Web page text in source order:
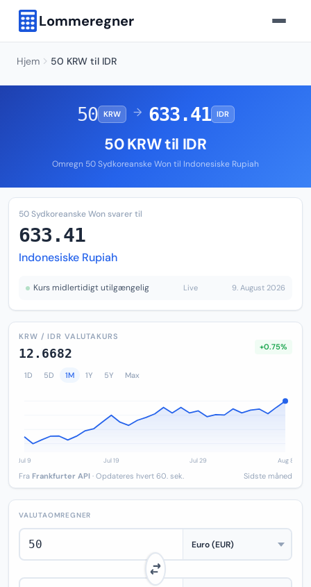
Lommeregner
Hjem 50 KRW til IDR
50 KRW → 633.41 IDR
50 KRW til IDR
Omregn 50 Sydkoreanske Won til Indonesiske Rupiah
50 Sydkoreanske Won svarer til
633.41
Indonesiske Rupiah
Kurs midlertidigt utilgængelig Live 9. August 2026
KRW / IDR VALUTAKURS
12.6682 +0.75%
1D 5D 1M 1Y 5Y Max
Fra Frankfurter API · Opdateres hvert 60. sek. Sidste måned
VALUTAOMREGNER